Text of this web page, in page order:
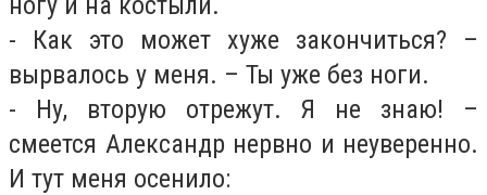
- Как это может хуже закончиться? –
вырвалось у меня. – Ты уже без ноги.
- Ну, вторую отрежут. Я не знаю! –
смеется Александр нервно и неуверенно.
И тут меня осенило: